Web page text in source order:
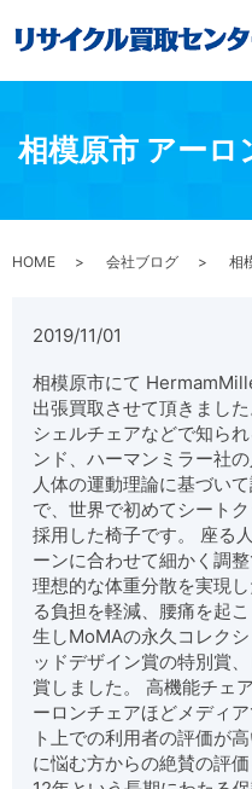
相模原市 アーロ
HOME 会社ブログ 相
2019/11/01
相模原市にて
出張買取させて頂きました
シェルチェアなどで知ら
ンド、ハーマンミラー社
人体の運動理論に基づい
で、世界で初めてシート
採用した椅子です。
座る
ーンに合わせて細かく調
理想的な体重分散を実現
る負担を軽減、腰痛を起こ
生しMoMAの永久コレク
ッドデザイン賞の特別賞
賞しました。
高機能チェ
ーロンチェアほどメディ
ト上での利用者の評価が
に悩む方からの絶賛の評